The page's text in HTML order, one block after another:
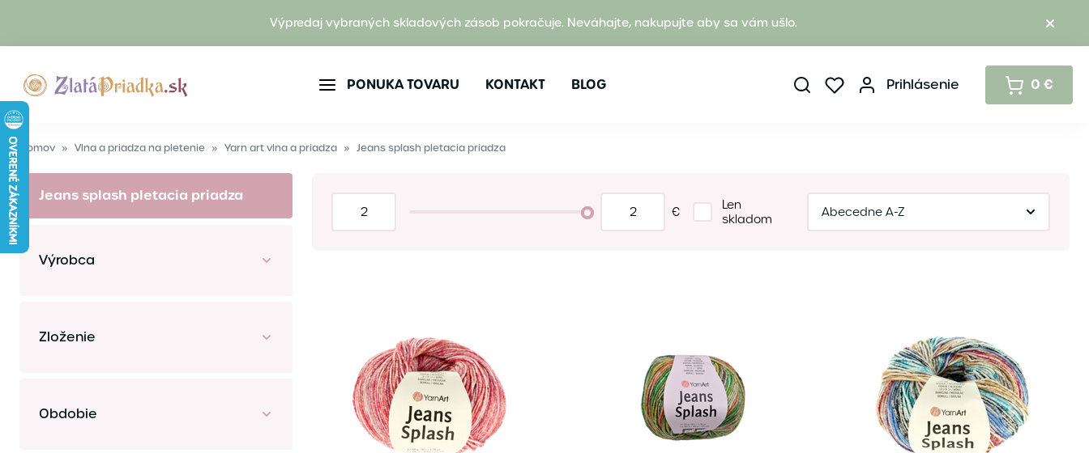
Výpredaj vybraných skladových zásob pokračuje. Neváhajte, nakupujte aby sa vám ušlo.
PONUKA TOVARU KONTAKT BLOG Prihlásenie 0 €
Domov » Vlna a priadza na pletenie » Yarn art vlna a priadza » Jeans splash pletacia priadza
Jeans splash pletacia priadza
Výrobca
Zloženie
Obdobie
€
Len
skladom